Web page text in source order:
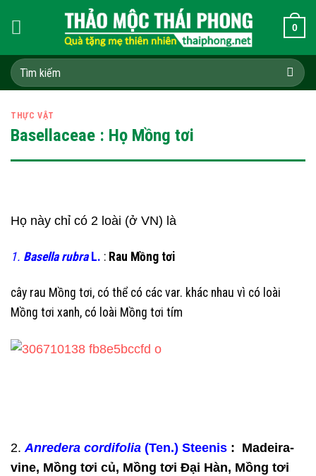
0
Tìm
kiếm:
THỰC VẬT
Basellaceae : Họ Mồng tơi
Họ này chỉ có 2 loài (ở VN) là
1. Basella rubra L. : Rau Mồng tơi
cây rau Mồng tơi, có thể có các var. khác nhau vì có loài
Mồng tơi xanh, có loài Mồng tơi tím
2.Anredera cordifolia (Ten.) Steenis : Madeira-
vine, Mồng tơi củ, Mồng tơi Đại Hàn, Mồng tơi